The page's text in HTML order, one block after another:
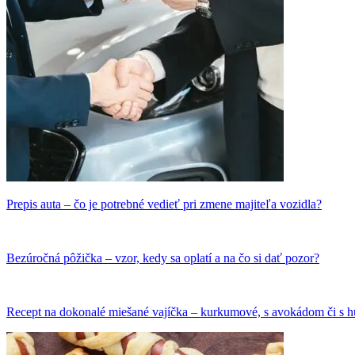
Prepis auta – čo je potrebné vedieť pri zmene majiteľa vozidla?
Bezúročná pôžička – vzor, kedy sa oplatí a na čo si dať pozor?
Recept na dokonalé miešané vajíčka – kurkumové, s avokádom či s